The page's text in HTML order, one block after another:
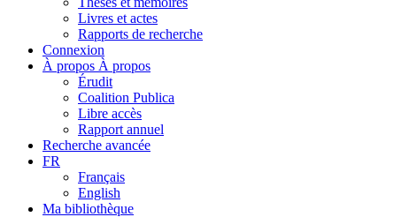
Livres et actes
Rapports de recherche
Connexion
À propos À propos
Érudit
Coalition Publica
Libre accès
Rapport annuel
Recherche avancée
FR
Français
English
Ma bibliothèque